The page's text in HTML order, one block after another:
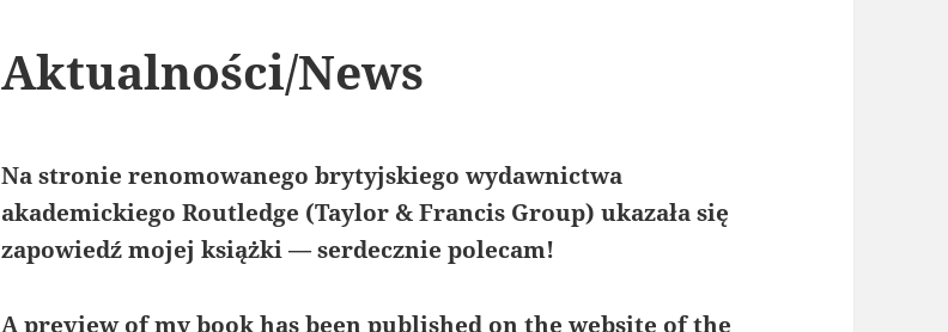
Aktualności/News
Na stronie renomowanego brytyjskiego wydawnictwa
akademickiego Routledge (Taylor & Francis Group) ukazała się
zapowiedź mojej książki — serdecznie polecam!
A preview of my book has been published on the website of the